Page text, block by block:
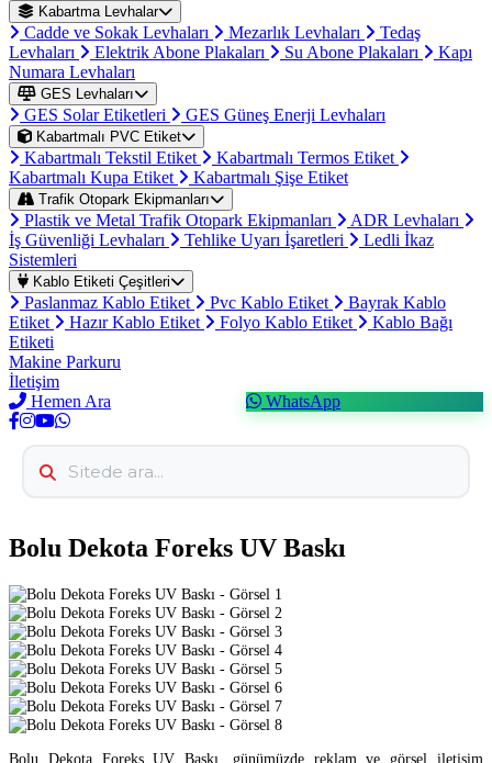
Kabartma Levhalar
Cadde ve Sokak Levhaları Mezarlık Levhaları
Tedaş
Levhaları
Elektrik Abone Plakaları Su Abone Plakaları
Kapı
Numara Levhaları
GES Levhaları
GES Solar Etiketleri GES Güneş Enerji Levhaları
Kabartmalı PVC Etiket
Kabartmalı Tekstil Etiket
Kabartmalı Termos Etiket
Kabartmalı Kupa Etiket
Kabartmalı Şişe Etiket
Trafik Otopark Ekipmanları
Plastik ve Metal Trafik Otopark Ekipmanları
ADR Levhaları
İş Güvenliği Levhaları
Tehlike Uyarı İşaretleri
Ledli İkaz
Sistemleri
Kablo Etiketi Çeşitleri
Paslanmaz Kablo Etiket Pvc Kablo Etiket
Bayrak Kablo
Etiket
Hazır Kablo Etiket Folyo Kablo Etiket
Kablo Bağı
Etiketi
Makine Parkuru
İletişim
Hemen Ara
WhatsApp
Bolu Dekota Foreks UV Baskı
Bolu Dekota Foreks UV Baskı, günümüzde reklam ve görsel iletişim